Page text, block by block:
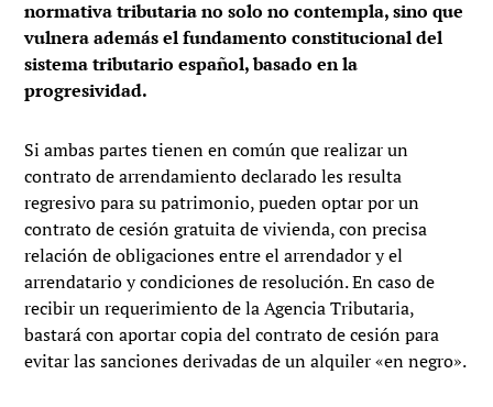
normativa tributaria no solo no contempla, sino que
vulnera además el fundamento constitucional del
sistema tributario español, basado en la
progresividad.
Si ambas partes tienen en común que realizar un
contrato de arrendamiento declarado les resulta
regresivo para su patrimonio, pueden optar por un
contrato de cesión gratuita de vivienda, con precisa
relación de obligaciones entre el arrendador y el
arrendatario y condiciones de resolución. En caso de
recibir un requerimiento de la Agencia Tributaria,
bastará con aportar copia del contrato de cesión para
evitar las sanciones derivadas de un alquiler «en negro».